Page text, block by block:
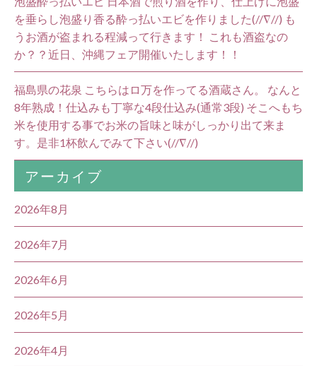
を垂らし泡盛り香る酔っ払いエビを作りました(//∇//) も
うお酒が盗まれる程減って行きます！ これも酒盗なの
か？？近日、沖縄フェア開催いたします！！
福島県の花泉 こちらはロ万を作ってる酒蔵さん。 なんと
8年熟成！仕込みも丁寧な4段仕込み(通常3段) そこへもち
米を使用する事でお米の旨味と味がしっかり出て来ま
す。是非1杯飲んでみて下さい(//∇//)
アーカイブ
2026年8月
2026年7月
2026年6月
2026年5月
2026年4月